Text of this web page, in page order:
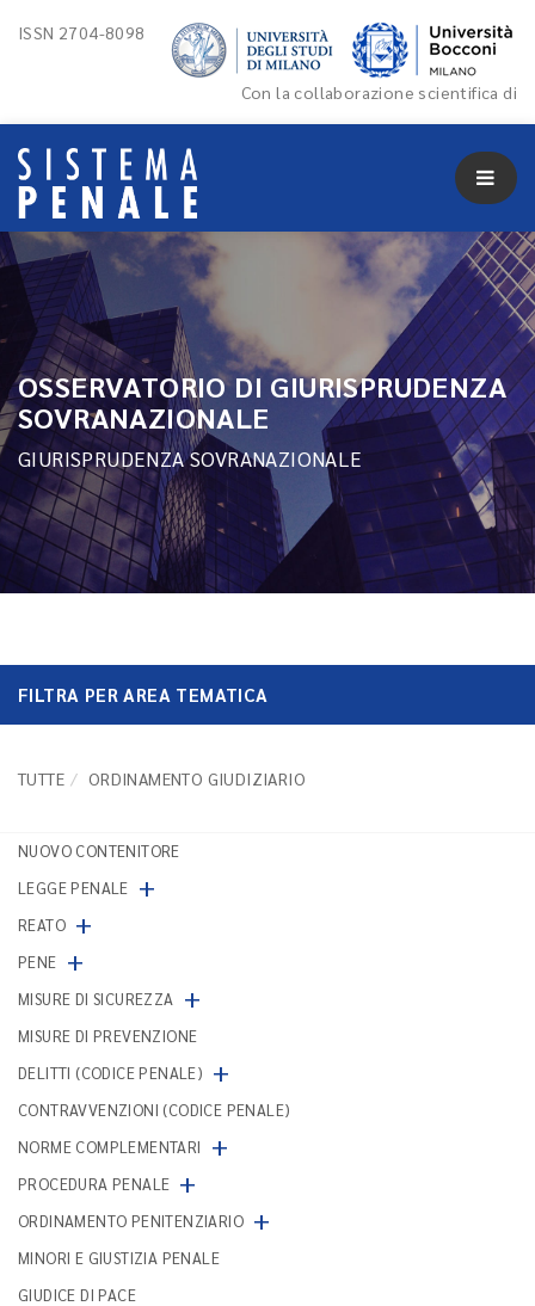
ISSN 2704-8098
Con la collaborazione scientifica di
OSSERVATORIO DI GIURISPRUDENZA
SOVRANAZIONALE
GIURISPRUDENZA SOVRANAZIONALE
FILTRA PER AREA TEMATICA
TUTTE ORDINAMENTO GIUDIZIARIO
NUOVO CONTENITORE
LEGGE PENALE +
REATO +
PENE +
MISURE DI SICUREZZA +
MISURE DI PREVENZIONE
DELITTI (CODICE PENALE) +
CONTRAVVENZIONI (CODICE PENALE)
NORME COMPLEMENTARI
+
PROCEDURA PENALE +
ORDINAMENTO PENITENZIARIO +
MINORI E GIUSTIZIA PENALE
GIUDICE DI PACE